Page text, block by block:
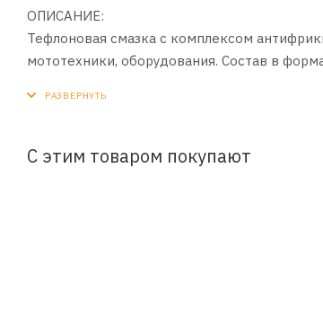
ОПИСАНИЕ:
Тефлоновая смазка с комплексом
мототехники, оборудования. Состав в
ПРИМЕНЕНИЕ:
С этим товаром покупают